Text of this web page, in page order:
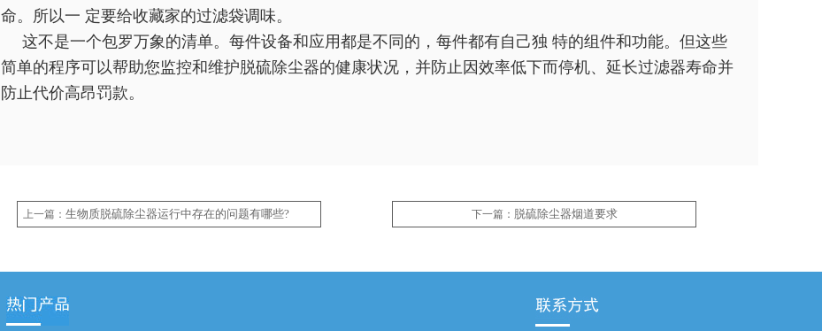
命。所以一 定要给收藏家的过滤袋调味。
这不是一个包罗万象的清单。每件设备和应用都是不同的，每件都有自己独 特的组件和功能。但这些
简单的程序可以帮助您监控和维护脱硫除尘器的健康状况，并防止因效率低下而停机、延长过滤器寿命并
防止代价高昂罚款。
上一篇： 生物质脱硫除尘器运行中存在的问题有哪些? 下一篇： 脱硫除尘器烟道要求